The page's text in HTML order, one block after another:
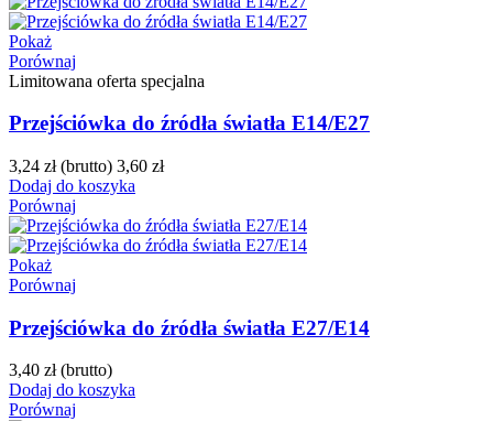
Pokaż
Porównaj
Limitowana oferta specjalna
Przejściówka do źródła światła E14/E27
3,24 zł (brutto) 3,60 zł
Dodaj do koszyka
Porównaj
Pokaż
Porównaj
Przejściówka do źródła światła E27/E14
3,40 zł (brutto)
Dodaj do koszyka
Porównaj